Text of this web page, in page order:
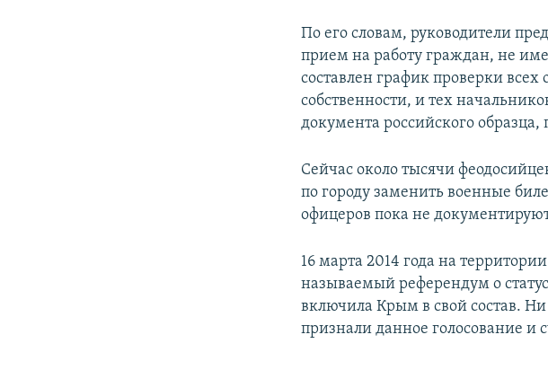
По его словам, руководители
прием на работу граждан, не
составлен график проверки
собственности, и тех
документа российского образца,
Сейчас около тысячи
по городу заменить военные
офицеров пока не
16 марта 2014 года на
называемый референдум о
включила Крым в свой состав.
признали данное голосование и